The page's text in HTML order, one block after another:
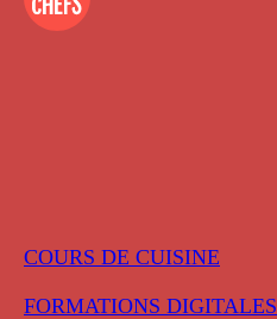
COURS DE CUISINE
FORMATIONS DIGITALES